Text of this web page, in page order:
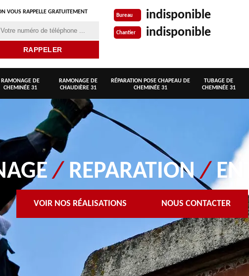
VOUS RAPPELLE GRATUITEMENT
Bureau indisponible
Chantier indisponible
RAMONAGE DE
CHEMINÉE 31
RAMONAGE DE
CHAUDIÈRE 31
RÉPARATION POSE CHAPEAU DE
CHEMINÉE 31
TUBAGE DE
CHEMINÉE 31
/ REPARATION/
VOIR NOS RÉALISATIONS NOUS CONTACTER